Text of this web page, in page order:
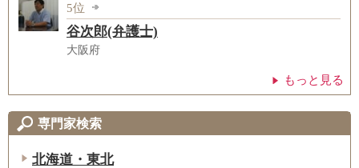
5位
谷次郎(弁護士)
大阪府
もっと見る
専門家検索
北海道・東北